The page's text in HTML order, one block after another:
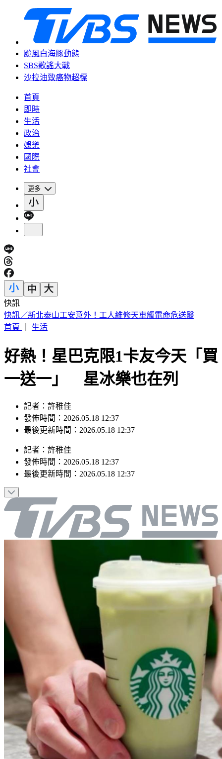
颱風白海豚動態
SBS歌謠大戰
沙拉油致癌物超標
首頁
即時
生活
政治
娛樂
國際
社會
更多
快訊
買疫苗遭詐騙10億 慈濟再發聲：捍衛捐款大眾權益
首頁
生活
好熱！星巴克限1卡友今天「買
一送一」 星冰樂也在列
記者：許稚佳
發佈時間：2026.05.18 12:37
最後更新時間：2026.05.18 12:37
記者 ： 許稚佳
發佈時間： 2026.05.18 12:37
最後更新時間： 2026.05.18 12:37